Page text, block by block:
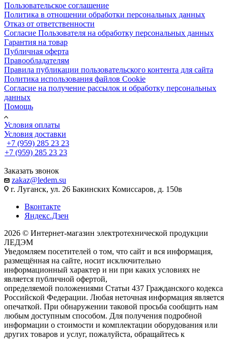
Пользовательское соглашение
Политика в отношении обработки персональных данных
Отказ от ответственности
Согласие Пользователя на обработку персональных данных
Гарантия на товар
Публичная оферта
Правообладателям
Правила публикации пользовательского контента для сайта
Политика использования файлов Cookie
Согласие на получение рассылок и обработку персональных
данных
Помощь
Условия оплаты
Условия доставки
+7 (959) 285 23 23
+7 (959) 285 23 23
Заказать звонок
zakaz@ledem.su
г. Луганск, ул. 26 Бакинских Комиссаров, д. 150в
Вконтакте
Яндекс.Дзен
2026 © Интернет-магазин электротехнической продукции
ЛЕДЭМ
Уведомляем посетителей о том, что сайт и вся информация,
размещённая на сайте, носит исключительно
информационный характер и ни при каких условиях не
является публичной офертой,
определяемой положениями Статьи 437 Гражданского кодекса
Российской Федерации. Любая неточная информация является
опечаткой. При обнаружении таковой просьба сообщить нам
любым доступным способом. Для получения подробной
информации о стоимости и комплектации оборудования или
других товаров и услуг, пожалуйста, обращайтесь к